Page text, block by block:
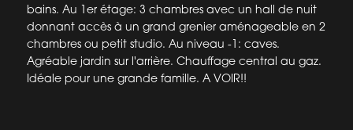
bains. Au 1er étage: 3 chambres avec un hall de nuit
donnant accès à un grand grenier aménageable en 2
chambres ou petit studio. Au niveau -1: caves.
Agréable jardin sur l'arrière. Chauffage central au gaz.
Idéale pour une grande famille. A VOIR!!